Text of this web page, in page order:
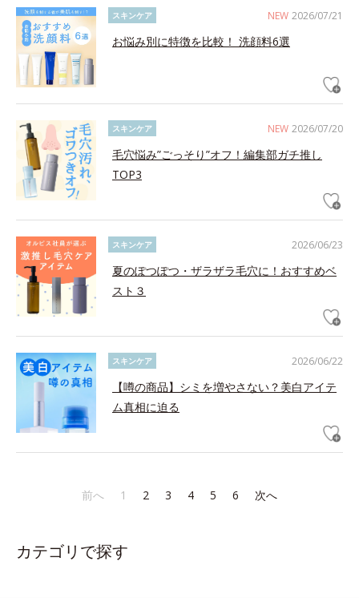
NEW 2026/07/21
スキンケア
お悩み別に特徴を比較！ 洗顔料6選
NEW 2026/07/20
スキンケア
毛穴悩み”ごっそり”オフ！編集部ガチ推し
TOP3
2026/06/23
スキンケア
夏のぽつぽつ・ザラザラ毛穴に！おすすめベ
スト３
2026/06/22
スキンケア
【噂の商品】シミを増やさない？美白アイテ
ム真相に迫る
前へ 1 2 3 4 5 6 次へ
カテゴリで探す